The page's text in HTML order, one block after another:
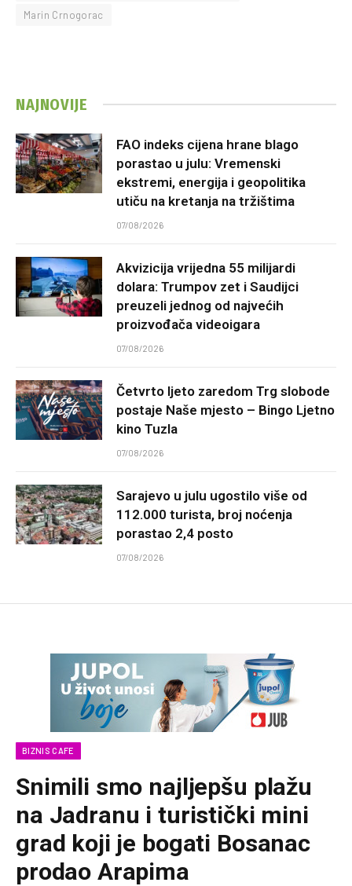
Marin Crnogorac
NAJNOVIJE
FAO indeks cijena hrane blago
porastao u julu: Vremenski
ekstremi, energija i geopolitika
utiču na kretanja na tržištima
07/08/2026
Akvizicija vrijedna 55 milijardi
dolara: Trumpov zet i Saudijci
preuzeli jednog od najvećih
proizvođača videoigara
07/08/2026
Četvrto ljeto zaredom Trg slobode
postaje Naše mjesto – Bingo Ljetno
kino Tuzla
07/08/2026
Sarajevo u julu ugostilo više od
112.000 turista, broj noćenja
porastao 2,4 posto
07/08/2026
BIZNIS CAFE
Snimili smo najljepšu plažu
na Jadranu i turistički mini
grad koji je bogati Bosanac
prodao Arapima